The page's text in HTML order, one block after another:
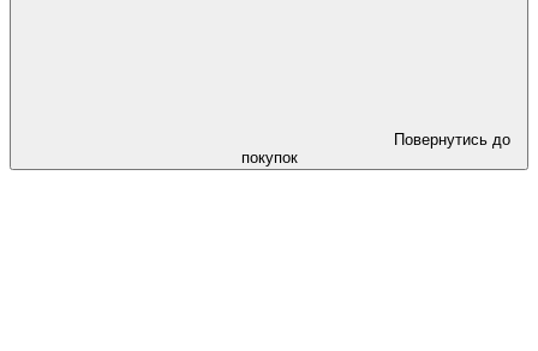
Повернутись до
покупок